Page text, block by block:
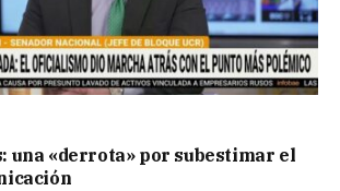
una «derrota» por subestimar el